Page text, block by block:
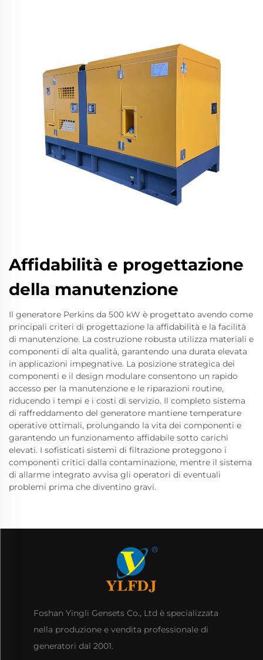
Affidabilità e progettazione
della manutenzione
Il generatore Perkins da 500 kW è progettato avendo come
principali criteri di progettazione la affidabilità e la facilità
di manutenzione. La costruzione robusta utilizza materiali e
componenti di alta qualità, garantendo una durata elevata
in applicazioni impegnative. La posizione strategica dei
componenti e il design modulare consentono un rapido
accesso per la manutenzione e le riparazioni routine,
riducendo i tempi e i costi di servizio. Il completo sistema
di raffreddamento del generatore mantiene temperature
operative ottimali, prolungando la vita dei componenti e
garantendo un funzionamento affidabile sotto carichi
elevati. I sofisticati sistemi di filtrazione proteggono i
componenti critici dalla contaminazione, mentre il sistema
di allarme integrato avvisa gli operatori di eventuali
problemi prima che diventino gravi.
Foshan Yingli Gensets Co., Ltd è specializzata
nella produzione e vendita professionale di
generatori dal 2001.